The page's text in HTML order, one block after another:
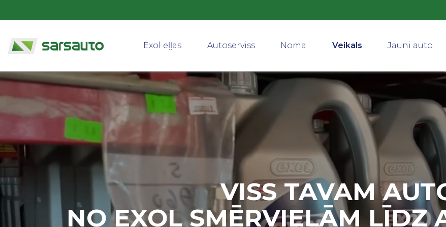
Exol eļļas Autoserviss Noma Veikals Jauni auto
VISS TAVAM
NO EXOL SMĒRVIELĀM LĪDZ